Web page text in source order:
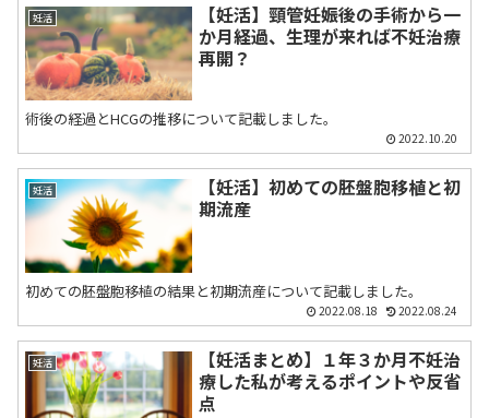
妊活
【妊活】頸管妊娠後の手術から一
か月経過、生理が来れば不妊治療
再開？
術後の経過とHCGの推移について記載しました。
2022.10.20
妊活
【妊活】初めての胚盤胞移植と初
期流産
初めての胚盤胞移植の結果と初期流産について記載しました。
2022.08.18 2022.08.24
妊活
【妊活まとめ】１年３か月不妊治
療した私が考えるポイントや反省
点